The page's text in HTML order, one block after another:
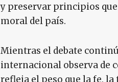
y preservar principios
moral del país.
Mientras el debate
internacional observa de
refleja el peso que la fe,